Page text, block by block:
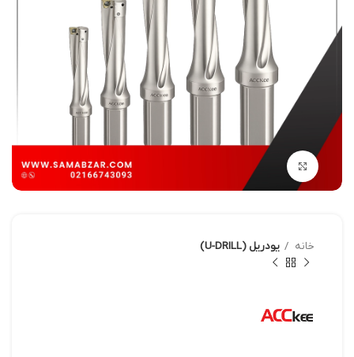
بزرگنمایی تصویر
خانه یودریل (U-DRILL)